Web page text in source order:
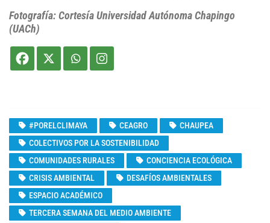
Fotografía: Cortesía Universidad Autónoma Chapingo
(UACh)
#PORELCLIMAYA CEAGRO
CHAUPEA
COLECTIVOS POR LA SOSTENIBILIDAD
COMUNIDADES RURALES
CONCIENCIA ECOLÓGICA
CRISIS AMBIENTAL
DESAFÍOS AMBIENTALES
ESPACIO ACADÉMICO
TERCERA SEMANA DEL MEDIO AMBIENTE